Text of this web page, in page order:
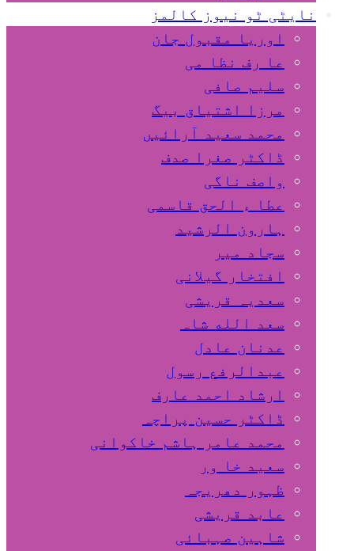
نایٹی ٹو نیوز کالمز
اوریا مقبول جان
عا رف نظا می
سلیم صافی
مرزا اشتیاق بیگ
محمد سعید آرائیں
ڈاکٹر صغرا صدف
واصف ناگی
عطا ء الحق قاسمی
ہارون الرشید
سجاد میر
افتخار گیلانی
سعدیہ قریشی
سعد الله شاہ
عدنان عادل
عبدالرفع رسول
ارشاد احمد عارف
ڈاکٹر حسین پراچہ
محمد عامر ہاشم خاکوانی
سعید خا ور
ظہور دھریجہ
عابد قریشی
شاہین صہبائی